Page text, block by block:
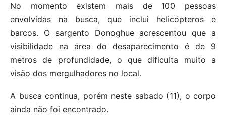
No momento existem mais de 100 pessoas
envolvidas na busca, que inclui helicópteros e
barcos. O sargento Donoghue acrescentou que a
visibilidade na área do desaparecimento é de 9
metros de profundidade, o que dificulta muito a
visão dos mergulhadores no local.
A busca continua, porém neste sabado (11), o corpo
ainda não foi encontrado.